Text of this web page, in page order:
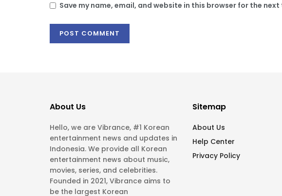
Save my name, email, and website in this browser for the
About Us
Hello, we are Vibrance, #1 Korean
entertainment news and updates in
Indonesia. We provide all Korean
entertainment news about music,
movies, series, and celebrities.
Founded in 2021, Vibrance aims to
be the largest Korean
Sitemap
About Us
Help Center
Privacy Policy